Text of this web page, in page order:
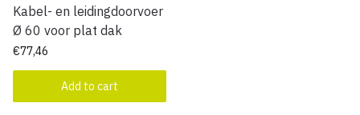
Kabel- en leidingdoorvoer
Ø 60 voor plat dak
€77,46
Add to cart